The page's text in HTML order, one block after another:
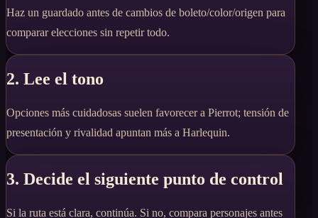
Haz un guardado antes de cambios de boleto/color/origen para
comparar elecciones sin repetir todo.
2. Lee el tono
Opciones más cuidadosas suelen favorecer a Pierrot; tensión de
presentación y rivalidad apuntan más a Harlequin.
3. Decide el siguiente punto de control
Si la ruta está clara, continúa. Si no, compara personajes antes